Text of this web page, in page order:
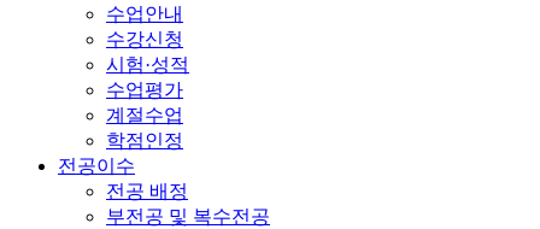
수업안내
수강신청
시험·성적
수업평가
계절수업
학점인정
전공이수
전공 배정
부전공 및 복수전공